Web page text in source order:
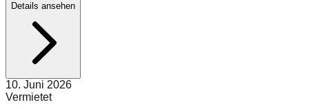
Details ansehen
10. Juni 2026
Vermietet